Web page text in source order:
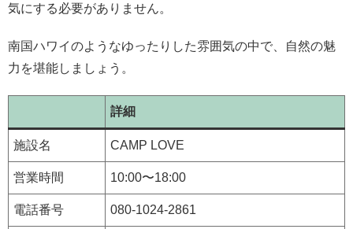
気にする必要がありません。
南国ハワイのようなゆったりした雰囲気の中で、自然の魅
力を堪能しましょう。
詳細
施設名 CAMP LOVE
営業時間 10:00〜18:00
電話番号 080-1024-2861